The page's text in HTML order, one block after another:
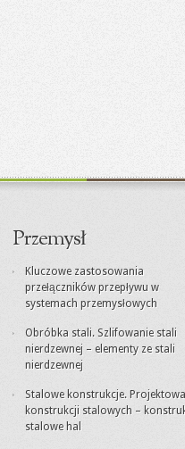
Przemysł
Kluczowe zastosowania
przełączników przepływu w
systemach przemysłowych
Obróbka stali. Szlifowanie stali
nierdzewnej – elementy ze stali
nierdzewnej
Stalowe konstrukcje.
konstrukcji stalowych –
stalowe hal